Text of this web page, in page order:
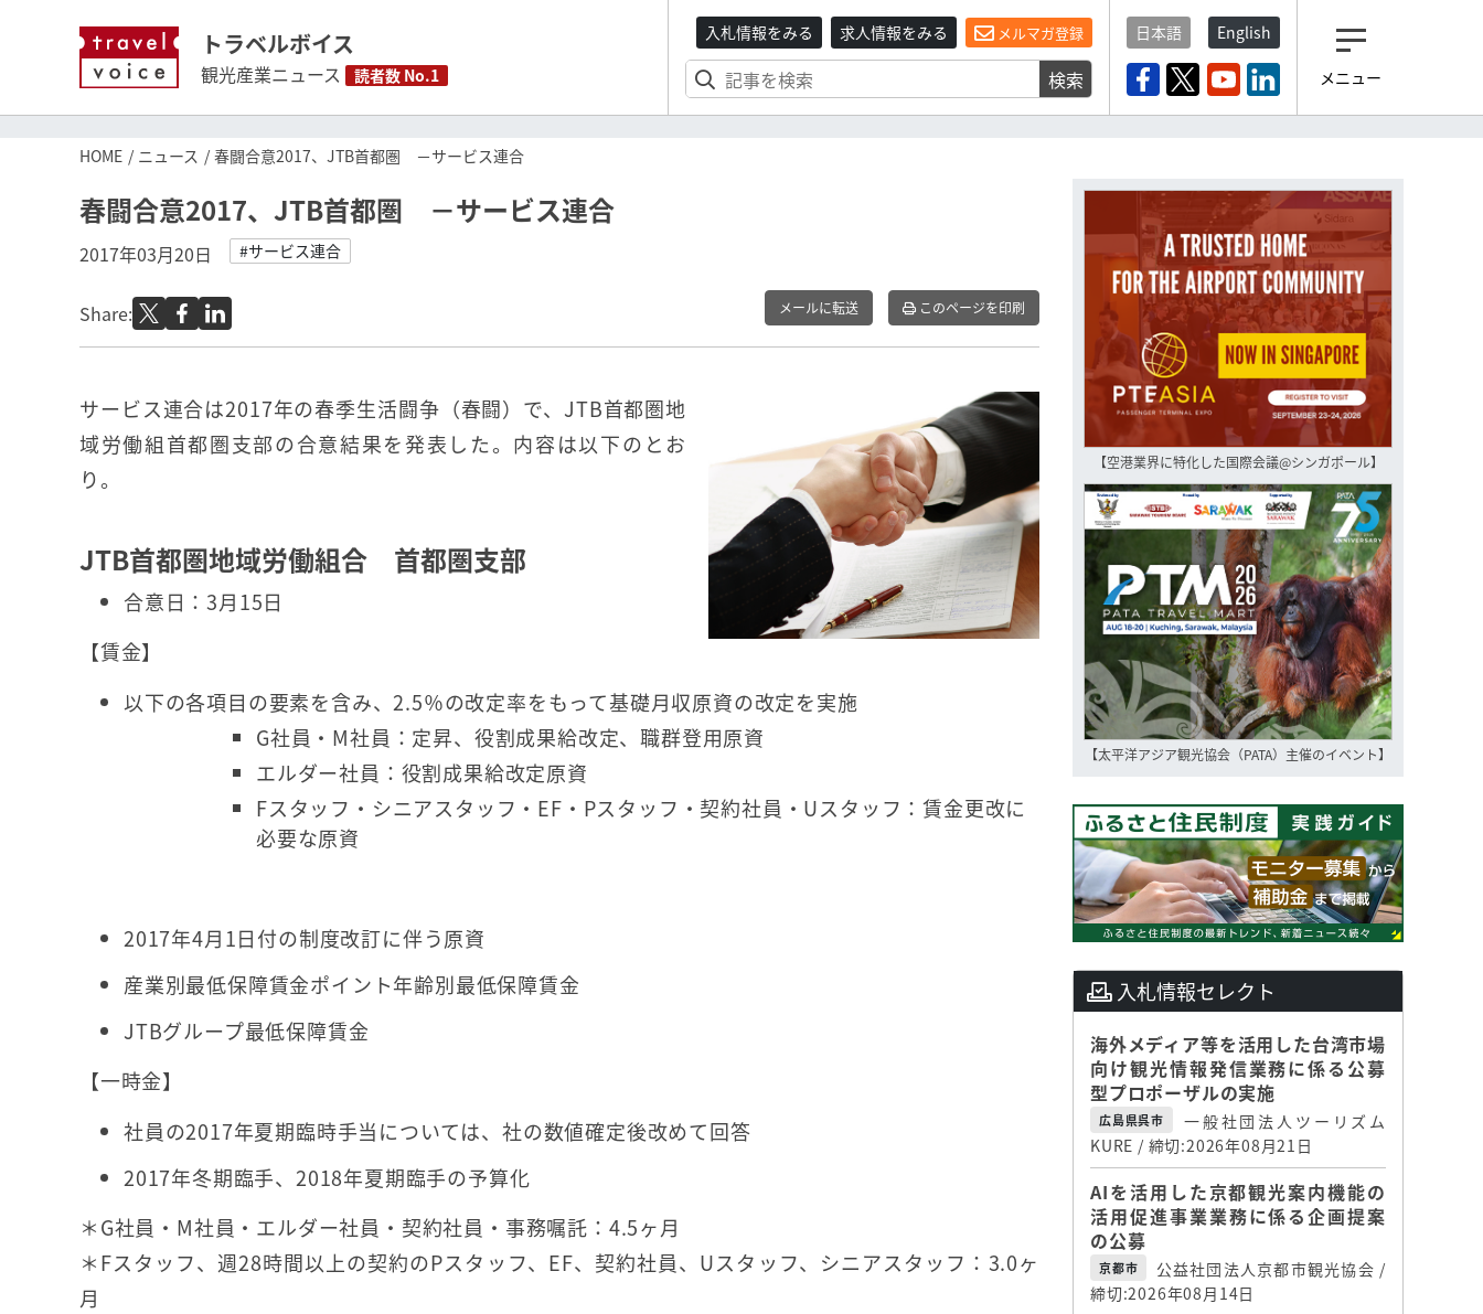
トラベルボイス
観光産業ニュース 読者数 No.1
入札情報をみる 求人情報をみる メルマガ登録
検索
日本語 English
メニュー
HOME ニュース 春闘合意2017、JTB首都圏 －サービス連合
春闘合意2017、JTB首都圏 －サービス連合
2017年03月20日 #サービス連合
Share: メールに転送 このページを印刷
サービス連合は2017年の春季生活闘争（春闘）で、JTB首都圏地
域労働組首都圏支部の合意結果を発表した。内容は以下のとお
り。
JTB首都圏地域労働組合 首都圏支部
合意日：3月15日
【賃金】
以下の各項目の要素を含み、2.5％の改定率をもって基礎月収原資の改定を実施
G社員・M社員：定昇、役割成果給改定、職群登用原資
エルダー社員：役割成果給改定原資
Fスタッフ・シニアスタッフ・EF・Pスタッフ・契約社員・Uスタッフ：賃金更改に
必要な原資
2017年4月1日付の制度改訂に伴う原資
産業別最低保障賃金ポイント年齢別最低保障賃金
JTBグループ最低保障賃金
【一時金】
社員の2017年夏期臨時手当については、社の数値確定後改めて回答
2017年冬期臨手、2018年夏期臨手の予算化
＊G社員・M社員・エルダー社員・契約社員・事務嘱託：4.5ヶ月
＊Fスタッフ、週28時間以上の契約のPスタッフ、EF、契約社員、Uスタッフ、シニアスタッフ：3.0ヶ
月
【空港業界に特化した国際会議@シンガポール】
【太平洋アジア観光協会（PATA）主催のイベント】
入札情報セレクト
海外メディア等を活用した台湾市場
向け観光情報発信業務に係る公募
型プロポーザルの実施
広島県呉市
一般社団法人ツーリズム
KURE / 締切:2026年08月21日
AIを活用した京都観光案内機能の
活用促進事業業務に係る企画提案
の公募
京都市
公益社団法人京都市観光協会 /
締切:2026年08月14日
観光産業ニュース「トラベ
登録済みですよね？
もし未だ登録していないなら…
いますぐ登録する